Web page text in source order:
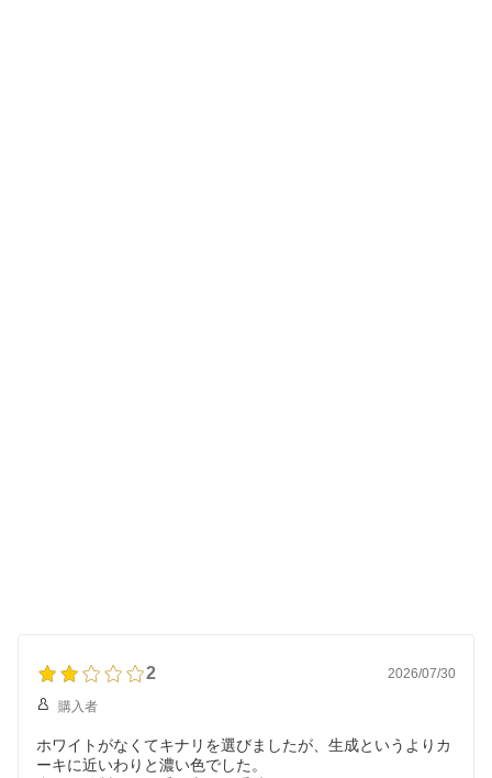
2 2026/07/30
購入者
ホワイトがなくてキナリを選びましたが、生成というよりカ
ーキに近いわりと濃い色でした。